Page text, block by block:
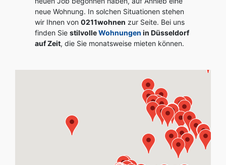
neue Wohnung. In solchen Situationen stehen
wir Ihnen von 0211wohnen zur Seite. Bei uns
finden Sie stilvolleWohnungen in Düsseldorf
auf Zeit, die Sie monatsweise mieten können.